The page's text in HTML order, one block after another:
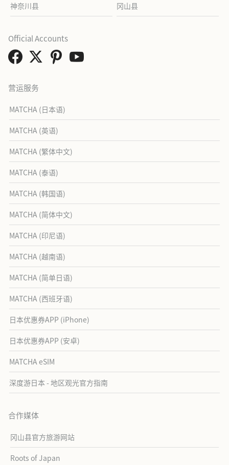
神奈川县 冈山县
营运服务
MATCHA (日本语)
MATCHA (英语)
MATCHA (繁体中文)
MATCHA (泰语)
MATCHA (韩国语)
MATCHA (简体中文)
MATCHA (印尼语)
MATCHA (越南语)
MATCHA (简单日语)
MATCHA (西班牙语)
日本优惠券APP (iPhone)
日本优惠券APP (安卓)
MATCHA eSIM
深度游日本 - 地区观光官方指南
合作媒体
冈山县官方旅游网站
Roots of Japan
Official Accounts